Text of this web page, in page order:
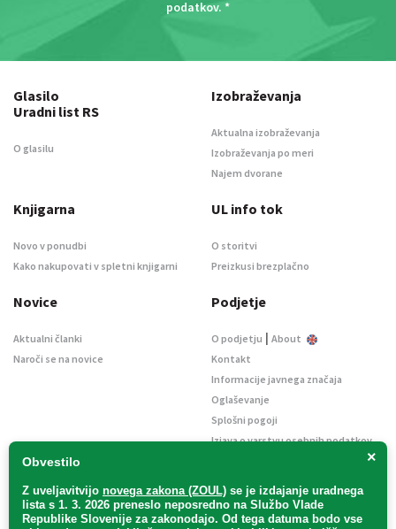
podatkov. *
×
Obvestilo
Z uveljavitvijo novega zakona (ZOUL) se je izdajanje uradnega
lista s 1. 3. 2026 preneslo neposredno na Službo Vlade
Republike Slovenije za zakonodajo. Od tega datuma bodo vse
Glasilo
Uradni list RS
O glasilu
Izobraževanja
Aktualna izobraževanja
Izobraževanja po meri
Najem dvorane
Knjigarna
Novo v ponudbi
Kako nakupovati v spletni knjigarni
UL info tok
O storitvi
Preizkusi brezplačno
Novice
Aktualni članki
Naroči se na novice
Podjetje
O podjetju | About
Kontakt
Informacije javnega značaja
Oglaševanje
Splošni pogoji
Izjava o varstvu osebnih podatkov